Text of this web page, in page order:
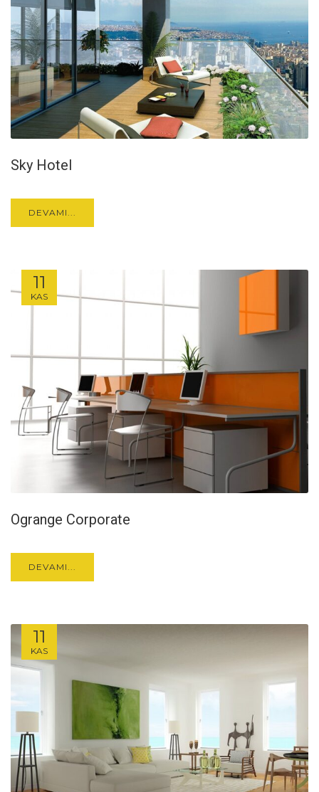
Sky Hotel
DEVAMI...
11
KAS
Ogrange Corporate
DEVAMI...
11
KAS